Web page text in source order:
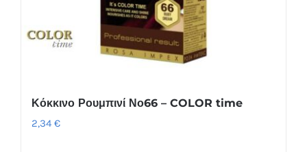
Κόκκινο Ρουμπινί Νο66 – COLOR time
2,34 €